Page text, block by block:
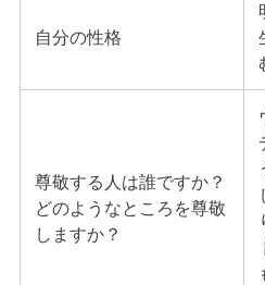
自分の性格
尊敬する人は誰ですか？
どのようなところを尊敬
しますか？